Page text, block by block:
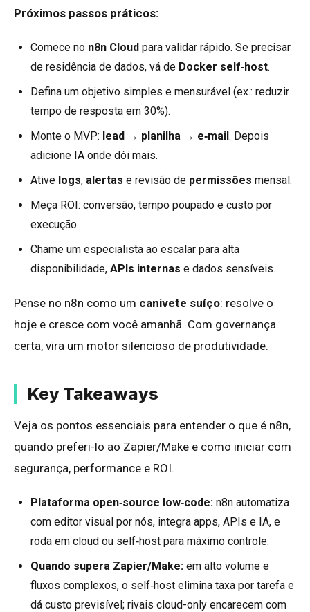
Próximos passos práticos:
Comece no n8n Cloud para validar rápido. Se precisar
de residência de dados, vá de Docker self‑host.
Defina um objetivo simples e mensurável (ex.: reduzir
tempo de resposta em 30%).
Monte o MVP: lead → planilha → e‑mail. Depois
adicione IA onde dói mais.
Ative logs, alertas e revisão de permissões mensal.
Meça ROI: conversão, tempo poupado e custo por
execução.
Chame um especialista ao escalar para alta
disponibilidade, APIs internas e dados sensíveis.
Pense no n8n como um canivete suíço: resolve o
hoje e cresce com você amanhã. Com governança
certa, vira um motor silencioso de produtividade.
Key Takeaways
Veja os pontos essenciais para entender o que é n8n,
quando preferi-lo ao Zapier/Make e como iniciar com
segurança, performance e ROI.
Plataforma open‑source low‑code: n8n automatiza
com editor visual por nós, integra apps, APIs e IA, e
roda em cloud ou self‑host para máximo controle.
Quando supera Zapier/Make: em alto volume e
fluxos complexos, o self‑host elimina taxa por tarefa e
dá custo previsível; rivais cloud-only encarecem com